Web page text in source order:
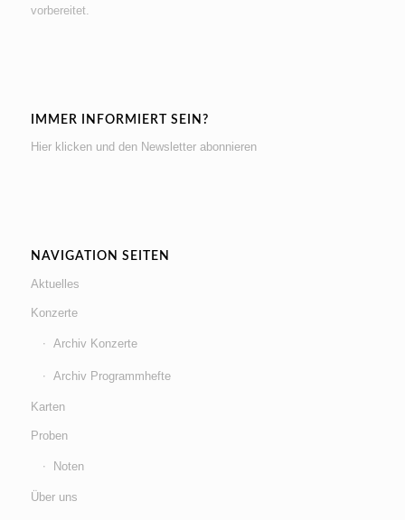
vorbereitet.
IMMER INFORMIERT SEIN?
Hier klicken und den Newsletter abonnieren
NAVIGATION SEITEN
Aktuelles
Konzerte
Archiv Konzerte
Archiv Programmhefte
Karten
Proben
Noten
Über uns